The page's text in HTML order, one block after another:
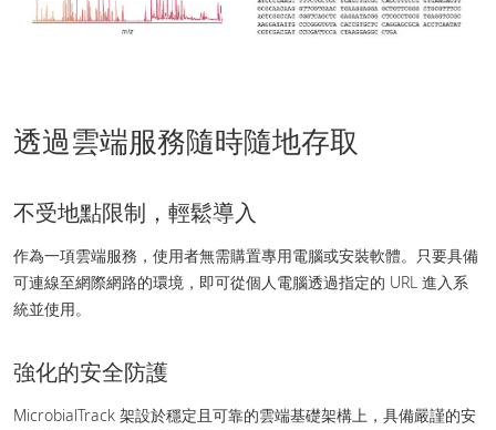
透過雲端服務隨時隨地存取
不受地點限制，輕鬆導入
作為一項雲端服務，使用者無需購置專用電腦或安裝軟體。只要具備
可連線至網際網路的環境，即可從個人電腦透過指定的 URL 進入系
統並使用。
強化的安全防護
MicrobialTrack 架設於穩定且可靠的雲端基礎架構上，具備嚴謹的安